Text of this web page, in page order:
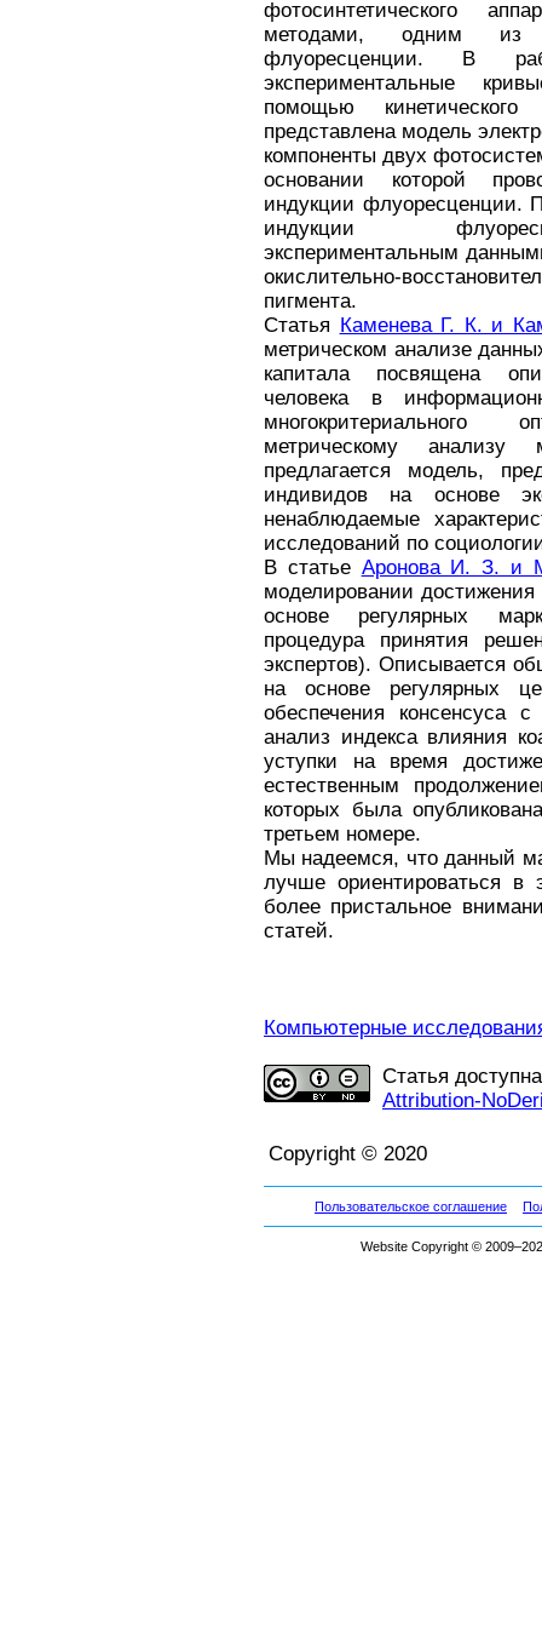
фотосинтетического
методами, одним из
флуоресценции. В
экспериментальные
помощью
представлена модель
компоненты двух
основании которой
индукции флуоресценции.
индукции
экспериментальным
окислительно-
пигмента.
Статья Каменева Г. К. и
метрическом анализе
капитала посвящена
человека в
многокритериального
метрическому
предлагается модель,
индивидов на основе
ненаблюдаемые
исследований по
В статье Аронова И. З. и
моделировании достижения
основе регулярных
процедура принятия
экспертов). Описывается
на основе регулярных
обеспечения консенсуса
анализ индекса влияния
уступки на время
естественным
которых была
третьем номере.
Мы надеемся, что данный
лучше ориентироваться в
более пристальное
статей.
Компьютерные
Статья
Attribution-
Copyright © 2020
Пользовательское соглашение
Website Copyright ©